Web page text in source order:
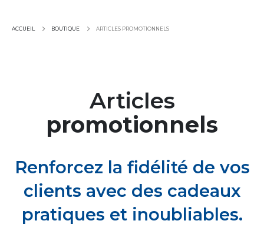
ACCUEIL BOUTIQUE ARTICLES PROMOTIONNELS
Articles
promotionnels
Renforcez la fidélité de vos
clients avec des cadeaux
pratiques et inoubliables.